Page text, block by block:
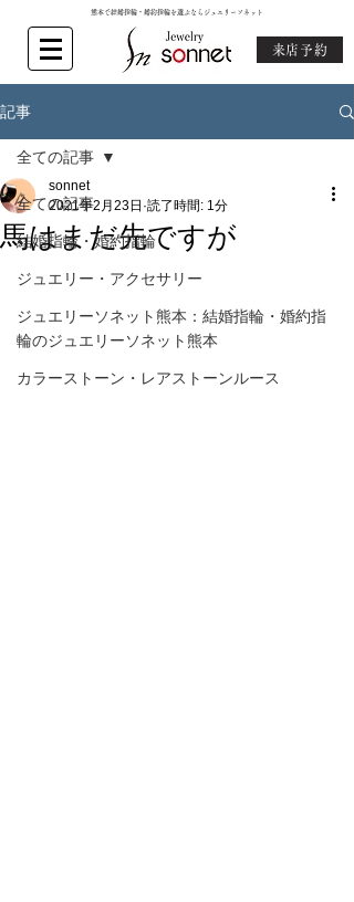
熊本で結婚指輪・婚約指輪を選ぶならジュエリーソネット
来店予約
記事
全ての記事
結婚指輪・婚約指輪
ジュエリー・アクセサリー
ジュエリーソネット熊本：結婚指輪・婚約指
輪のジュエリーソネット熊本
カラーストーン・レアストーンルース
全ての記事
馬はまだ先ですが
sonnet
2021年2月23日 読了時間: 1分